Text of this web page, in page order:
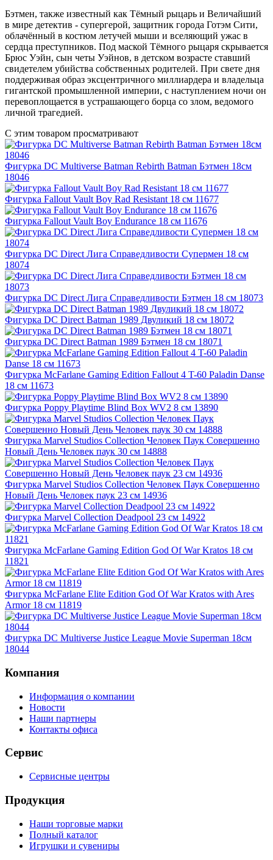
Бэтмен, также известный как Тёмный рыцарь и Величайший
в мире детектив - супергерой, защитник города Готэм Сити,
облачённый в костюм летучей мыши и вселяющий ужас в
сердца преступников. Под маской Тёмного рыцаря скрывается
Брюс Уэйн, сын четы Уэйнов, в детском возрасте ставший
свидетелем убийства собственных родителей. При свете дня
поддерживая образ эксцентричного миллиардера и владельца
гигантской промышленной империи, с наступлением ночи он
перевоплощается в устрашающего борца со злом, ведомого
личной трагедией.
С этим товаром просматривают
Фигурка DC Multiverse Batman Rebirth Batman Бэтмен 18см
18046
Фигурка Fallout Vault Boy Rad Resistant 18 см 11677
Фигурка Fallout Vault Boy Endurance 18 см 11676
Фигурка DC Direct Лига Справедливости Супермен 18 см
18074
Фигурка DC Direct Лига Справедливости Бэтмен 18 см 18073
Фигурка DC Direct Batman 1989 Двуликий 18 см 18072
Фигурка DC Direct Batman 1989 Бэтмен 18 см 18071
Фигурка McFarlane Gaming Edition Fallout 4 T-60 Paladin Danse
18 см 11673
Фигурка Poppy Playtime Blind Box WV2 8 см 13890
Фигурка Marvel Studios Collection Человек Паук Совершенно
Новый День Человек паук 30 см 14888
Фигурка Marvel Studios Collection Человек Паук Совершенно
Новый День Человек паук 23 см 14936
Фигурка Marvel Collection Deadpool 23 см 14922
Фигурка McFarlane Gaming Edition God Of War Kratos 18 см
11821
Фигурка McFarlane Elite Edition God Of War Kratos with Ares
Armor 18 см 11819
Фигурка DC Multiverse Justice League Movie Superman 18см
18044
Компания
Информация о компании
Новости
Наши партнеры
Контакты офиса
Сервис
Сервисные центры
Продукция
Наши торговые марки
Полный каталог
Игрушки и сувениры